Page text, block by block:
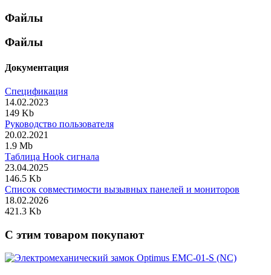
Файлы
Файлы
Документация
Спецификация
14.02.2023
149 Kb
Руководство пользователя
20.02.2021
1.9 Mb
Таблица Hook сигнала
23.04.2025
146.5 Kb
Список совместимости вызывных панелей и мониторов
18.02.2026
421.3 Kb
C этим товаром покупают